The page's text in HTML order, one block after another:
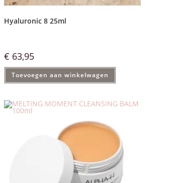
Hyaluronic 8 25ml
€ 63,95
Toevoegen aan winkelwagen